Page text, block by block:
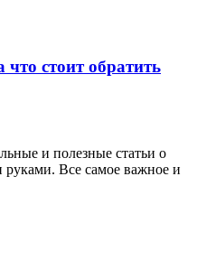
стоит обратить
и полезные статьи о
руками. Все самое важное и